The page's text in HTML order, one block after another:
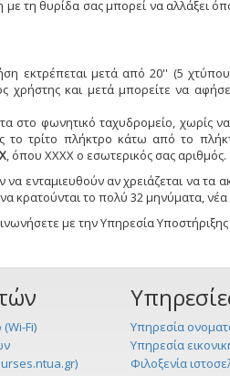
τη θυρίδα σας μπορεί να αλλάξει
εκτρέπεται μετά από 20'' (5
χρήστης και μετά μπορείτε να
στο φωνητικό ταχυδρομείο,
το τρίτο πλήκτρο κάτω από το
, όπου ΧΧΧΧ ο εσωτερικός σας αριθμός.
ενταμιευθούν αν χρειάζεται να τα
κρατούνται το πολύ 32 μηνύματα, νέα
με την Υπηρεσία
Fi)
Υπηρεσία
Υπηρεσία
Φιλοξενία